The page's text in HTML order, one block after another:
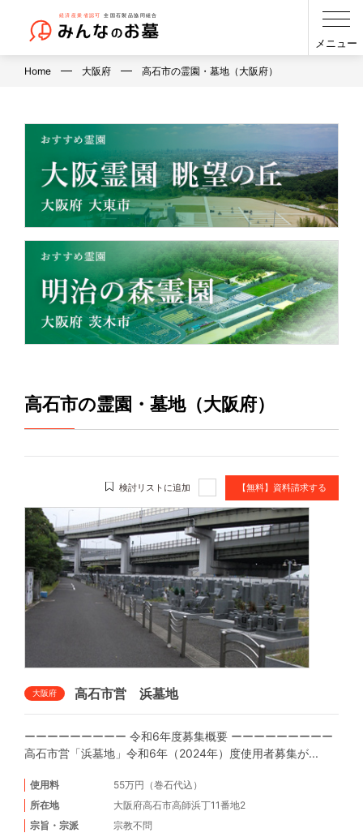
メニュー
Home 大阪府 高石市の霊園・墓地（大阪府）
高石市の霊園・墓地（大阪府）
検討リストに追加 【無料】資料請求する
大阪府 高石市営 浜墓地
ーーーーーーーーー 令和6年度募集概要 ーーーーーーーーー
高石市営「浜墓地」令和6年（2024年）度使用者募集が...
使用料
55万円（巻石代込）
所在地
大阪府高石市高師浜丁11番地2
宗旨・宗派
宗教不問